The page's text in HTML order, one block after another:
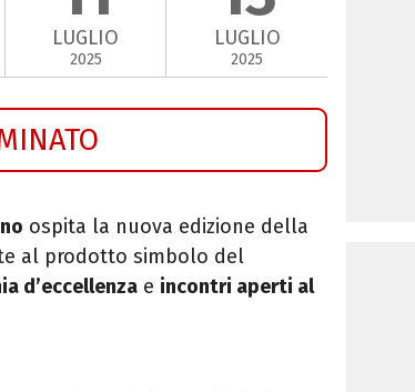
LUGLIO
2025
LUGLIO
2025
ospita la nuova edizione della
al prodotto simbolo del
d’eccellenza e incontri aperti al